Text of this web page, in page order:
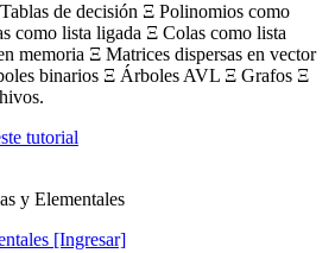
de decisión Ξ Polinomios como
como lista ligada Ξ Colas como lista
memoria Ξ Matrices dispersas en vector
binarios Ξ Árboles AVL Ξ Grafos Ξ
tutorial
y Elementales
[Ingresar]